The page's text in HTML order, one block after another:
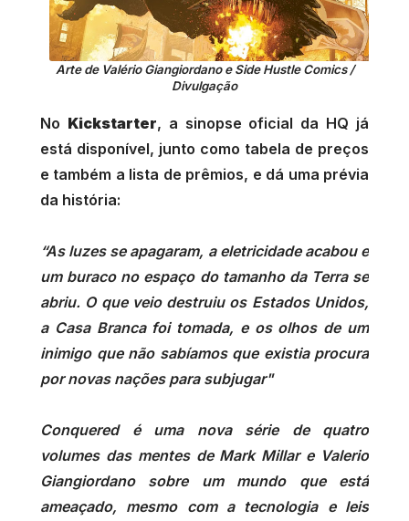
Arte de Valério Giangiordano e Side Hustle Comics /
Divulgação
No Kickstarter, a sinopse oficial da HQ já
está disponível, junto como tabela de preços
e também a lista de prêmios, e dá uma prévia
da história:
“As luzes se apagaram, a eletricidade acabou e
um buraco no espaço do tamanho da Terra se
abriu. O que veio destruiu os Estados Unidos,
a Casa Branca foi tomada, e os olhos de um
inimigo que não sabíamos que existia procura
por novas nações para subjugar"
Conquered é uma nova série de quatro
volumes das mentes de Mark Millar e Valerio
Giangiordano sobre um mundo que está
ameaçado, mesmo com a tecnologia e leis